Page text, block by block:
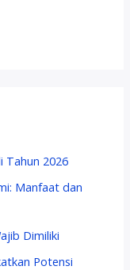
Tahun 2026
Manfaat dan
Dimiliki
Potensi